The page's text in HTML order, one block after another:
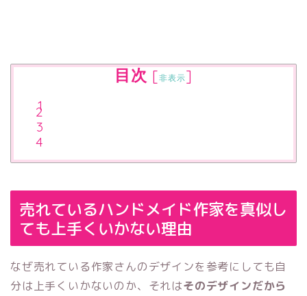
目次 [非表示]
売れているハンドメイド作家を真似し
ても上手くいかない理由
なぜ売れている作家さんのデザインを参考にしても自
分は上手くいかないのか、それはそのデザインだから